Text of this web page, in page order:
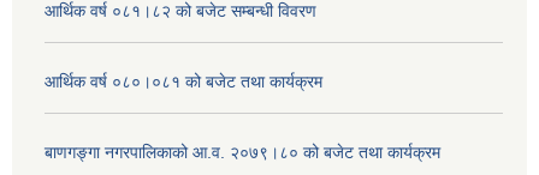
आर्थिक वर्ष ०८१।८२ को बजेट सम्बन्धी विवरण
आर्थिक वर्ष ०८०।०८१ को बजेट तथा कार्यक्रम
बाणगङ्गा नगरपालिकाको आ.व. २०७९।८० को बजेट तथा कार्यक्रम